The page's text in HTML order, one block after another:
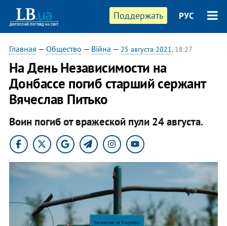
Поддержать РУС
Главная — Общество — Війна — 25 августа 2021, 18:27
На День Независимости на
Донбассе погиб старший сержант
Вячеслав Питько
Воин погиб от вражеской пули 24 августа.